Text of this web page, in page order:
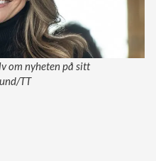
om nyheten på sitt
TT